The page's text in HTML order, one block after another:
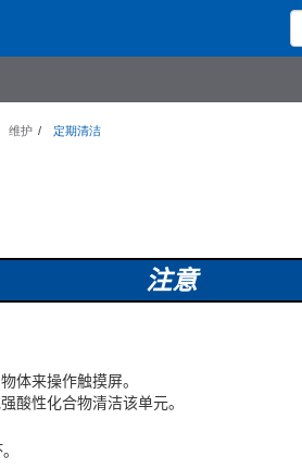
维护 定期清洁
注意
体来操作触摸屏。
酸性化合物清洁该单元。